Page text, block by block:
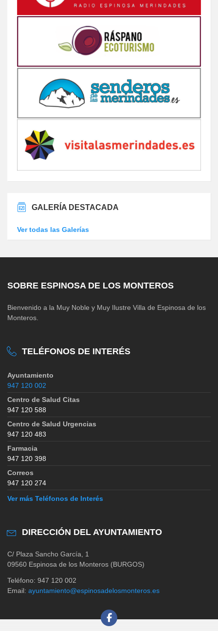
GALERÍA DESTACADA
Ver todas las Galerías
SOBRE ESPINOSA DE LOS MONTEROS
Bienvenido a la Muy Noble y Muy Ilustre Villa de Espinosa de los
Monteros.
TELÉFONOS DE INTERÉS
Ayuntamiento
947 120 002
Centro de Salud Citas
947 120 588
Centro de Salud Urgencias
947 120 483
Farmacia
947 120 398
Correos
947 120 274
Ver más Teléfonos de Interés
DIRECCIÓN DEL AYUNTAMIENTO
C/ Plaza Sancho García, 1
09560 Espinosa de los Monteros (BURGOS)
Teléfono: 947 120 002
Email: ayuntamiento@espinosadelosmonteros.es